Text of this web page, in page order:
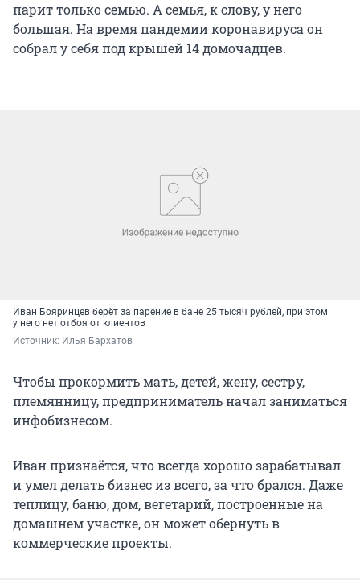
парит только семью. А семья, к слову, у него
большая. На время пандемии коронавируса он
собрал у себя под крышей 14 домочадцев.
Иван Бояринцев берёт за парение в бане 25 тысяч рублей, при этом
у него нет отбоя от клиентов
Источник: Илья Бархатов
Чтобы прокормить мать, детей, жену, сестру,
племянницу, предприниматель начал заниматься
инфобизнесом.
Иван признаётся, что всегда хорошо зарабатывал
и умел делать бизнес из всего, за что брался. Даже
теплицу, баню, дом, вегетарий, построенные на
домашнем участке, он может обернуть в
коммерческие проекты.